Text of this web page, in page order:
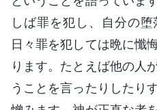
しば罪を犯し、自分の堕
日々罪を犯しては晩に懺
ります。たとえば他の人
うことを言ったりしたり